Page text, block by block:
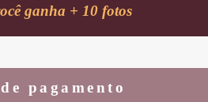
ganha + 10 fotos
pagamento